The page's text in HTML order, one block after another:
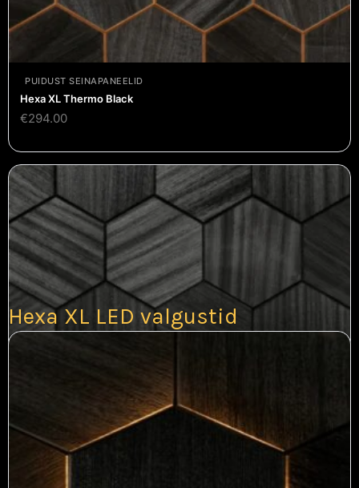
PUIDUST SEINAPANEELID
Hexa XL Thermo Black
€294.00
Hexa XL LED valgustid